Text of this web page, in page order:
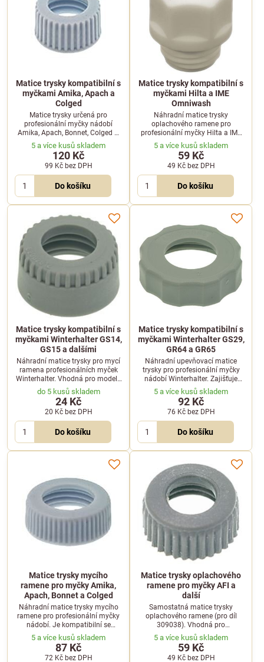
Matice trysky kompatibilní s
myčkami Amika, Apach a
Colged
Matice trysky určená pro
profesionální myčky nádobí
Amika, Apach, Bonnet, Colged či
Elettrobar. Je kompatibilní s díly
309065, 309066 a 309067.
5 a více kusů skladem
120 Kč
99 Kč bez DPH
Do košíku
Matice trysky kompatibilní s
myčkami Hilta a IME
Omniwash
Náhradní matice trysky
oplachového ramene pro
profesionální myčky Hilta a IME
Omniwash. Vhodná pro modely
Hilta RB08, S22, SB08 a další.
5 a více kusů skladem
59 Kč
49 Kč bez DPH
Do košíku
Matice trysky kompatibilní s
myčkami Winterhalter GS14,
GS15 a dalšími
Náhradní matice trysky pro mycí
ramena profesionálních myček
Winterhalter. Vhodná pro modely
GS14, GS15, GR64 a další
kompatibilní zařízení.
do 5 kusů skladem
24 Kč
20 Kč bez DPH
Do košíku
Matice trysky kompatibilní s
myčkami Winterhalter GS29,
GR64 a GR65
Náhradní upevňovací matice
trysky pro profesionální myčky
nádobí Winterhalter. Zajišťuje
pevné a bezpečné uchycení trysky
na mycím rameni.
5 a více kusů skladem
92 Kč
76 Kč bez DPH
Do košíku
Matice trysky mycího
ramene pro myčky Amika,
Apach, Bonnet a Colged
Náhradní matice trysky mycího
ramene pro profesionální myčky
nádobí. Je kompatibilní se
zařízeními Amika, Apach, Bonnet,
Colged, Elettrobar a Eurowash.
5 a více kusů skladem
87 Kč
72 Kč bez DPH
Matice trysky oplachového
ramene pro myčky AFI a
další
Samostatná matice trysky
oplachového ramene (pro díl
309038). Vhodná pro
profesionální myčky AFI, Hilta,
Ime Omniwash a další.
5 a více kusů skladem
59 Kč
49 Kč bez DPH